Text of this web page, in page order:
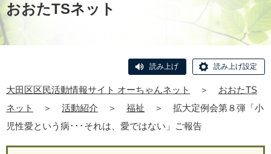
おおたTSネット
読み上げ 読み上げ設定
大田区区民活動情報サイト オーちゃんネット ＞
おおたTS
ネット
＞ 活動紹介 ＞ 福祉 ＞
拡大定例会第８弾「小
児性愛という病･･･それは、愛ではない」ご報告